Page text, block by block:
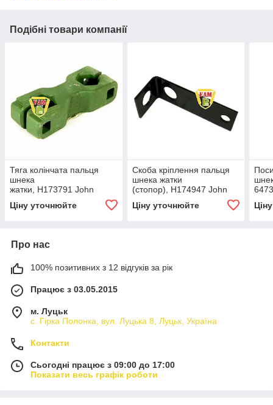
Подібні товари компанії
Тяга колінчата пальця
шнека
жатки, H173791 John
Ціну уточнюйте
Скоба кріплення пальця
шнека жатки
(стопор), H174947 John
Ціну уточнюйте
Про нас
100% позитивних з 12 відгуків за рік
Працює з 03.05.2015
м. Луцьк
с. Гірка Полонка, вул. Луцька 8, Луцьк, Україна
Контакти
Сьогодні працює з 09:00 до 17:00
Показати весь графік роботи